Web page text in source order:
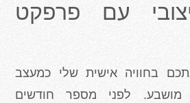
עם פרפקט
בחוויה אישית שלי כמעצב
מושבע. לפני מספר חודשים